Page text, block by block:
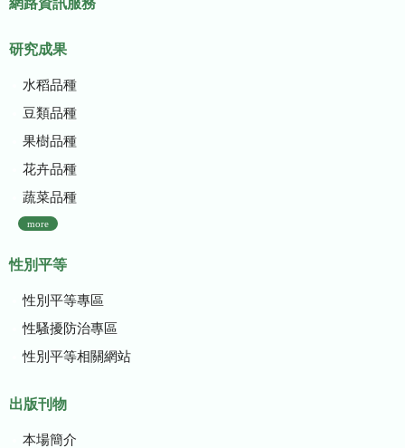
網路資訊服務
研究成果
水稻品種
豆類品種
果樹品種
花卉品種
蔬菜品種
more
性別平等
性別平等專區
性騷擾防治專區
性別平等相關網站
出版刊物
本場簡介